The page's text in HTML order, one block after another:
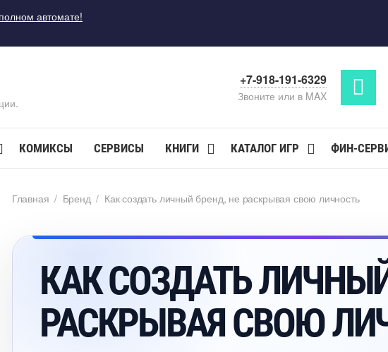
автомате!
+7-918-191-6329
Звоните или в MAX
КОМИКСЫ СЕРВИСЫ КНИГИ КАТАЛОГ ИГР ФИН-
Главная / Бренд/ Как создать личный бренд, не раскрывая свою личность
КАК СОЗДАТЬ
РАСКРЫВАЯ СВОЮ